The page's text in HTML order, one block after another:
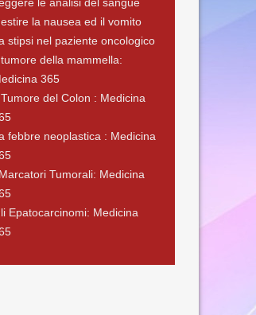
la nausea ed il vomito
stipsi nel paziente oncologico
della mammella:
365
del Colon : Medicina
febbre neoplastica : Medicina
Tumorali: Medicina
Epatocarcinomi: Medicina